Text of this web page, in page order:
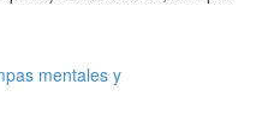
mentales y